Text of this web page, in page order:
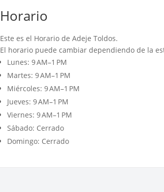
Horario
Este es el Horario de Adeje Toldos.
El horario puede cambiar dependiendo de la
Lunes: 9 AM–1 PM
Martes: 9 AM–1 PM
Miércoles: 9 AM–1 PM
Jueves: 9 AM–1 PM
Viernes: 9 AM–1 PM
Sábado: Cerrado
Domingo: Cerrado